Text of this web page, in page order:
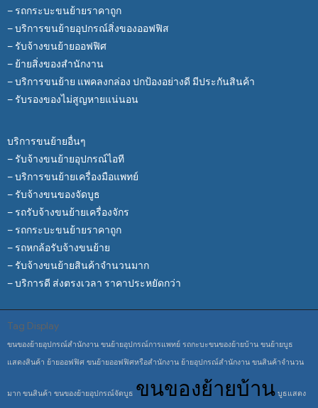
– รถกระบะขนย้ายราคาถูก
– บริการขนย้ายอุปกรณ์สิ่งของออฟฟิส
– รับจ้างขนย้ายออฟฟิศ
– ย้ายสิ่งของสำนักงาน
– บริการขนย้าย แพคลงกล่อง ปกป้องอย่างดี มีประกันสินค้า
– รับรองของไม่สูญหายแน่นอน
บริการขนย้ายอื่นๆ
– รับจ้างขนย้ายอุปกรณ์ไอที
– บริการขนย้ายเครื่องมือแพทย์
– รับจ้างขนของจัดบูธ
– รถรับจ้างขนย้ายเครื่องจักร
– รถกระบะขนย้ายราคาถูก
– รถหกล้อรับจ้างขนย้าย
– รับจ้างขนย้ายสินค้าจำนวนมาก
– บริการดี ส่งตรงเวลา ราคาประหยัดกว่า
Tag Display
ขนของย้ายอุปกรณ์สำนักงาน ขนย้ายอุปกรณ์การแพทย์ รถกะบะขนของย้ายบ้าน ขนย้ายบูธ
แสดงสินค้า ย้ายออฟฟิศ ขนย้ายออฟฟิศหรือสำนักงาน ย้ายอุปกรณ์สำนักงาน ขนสินค้าจำนวน
มาก ขนสินค้า ขนของย้ายอุปกรณ์จัดบูธ ขนของย้ายบ้าน บูธแสดง